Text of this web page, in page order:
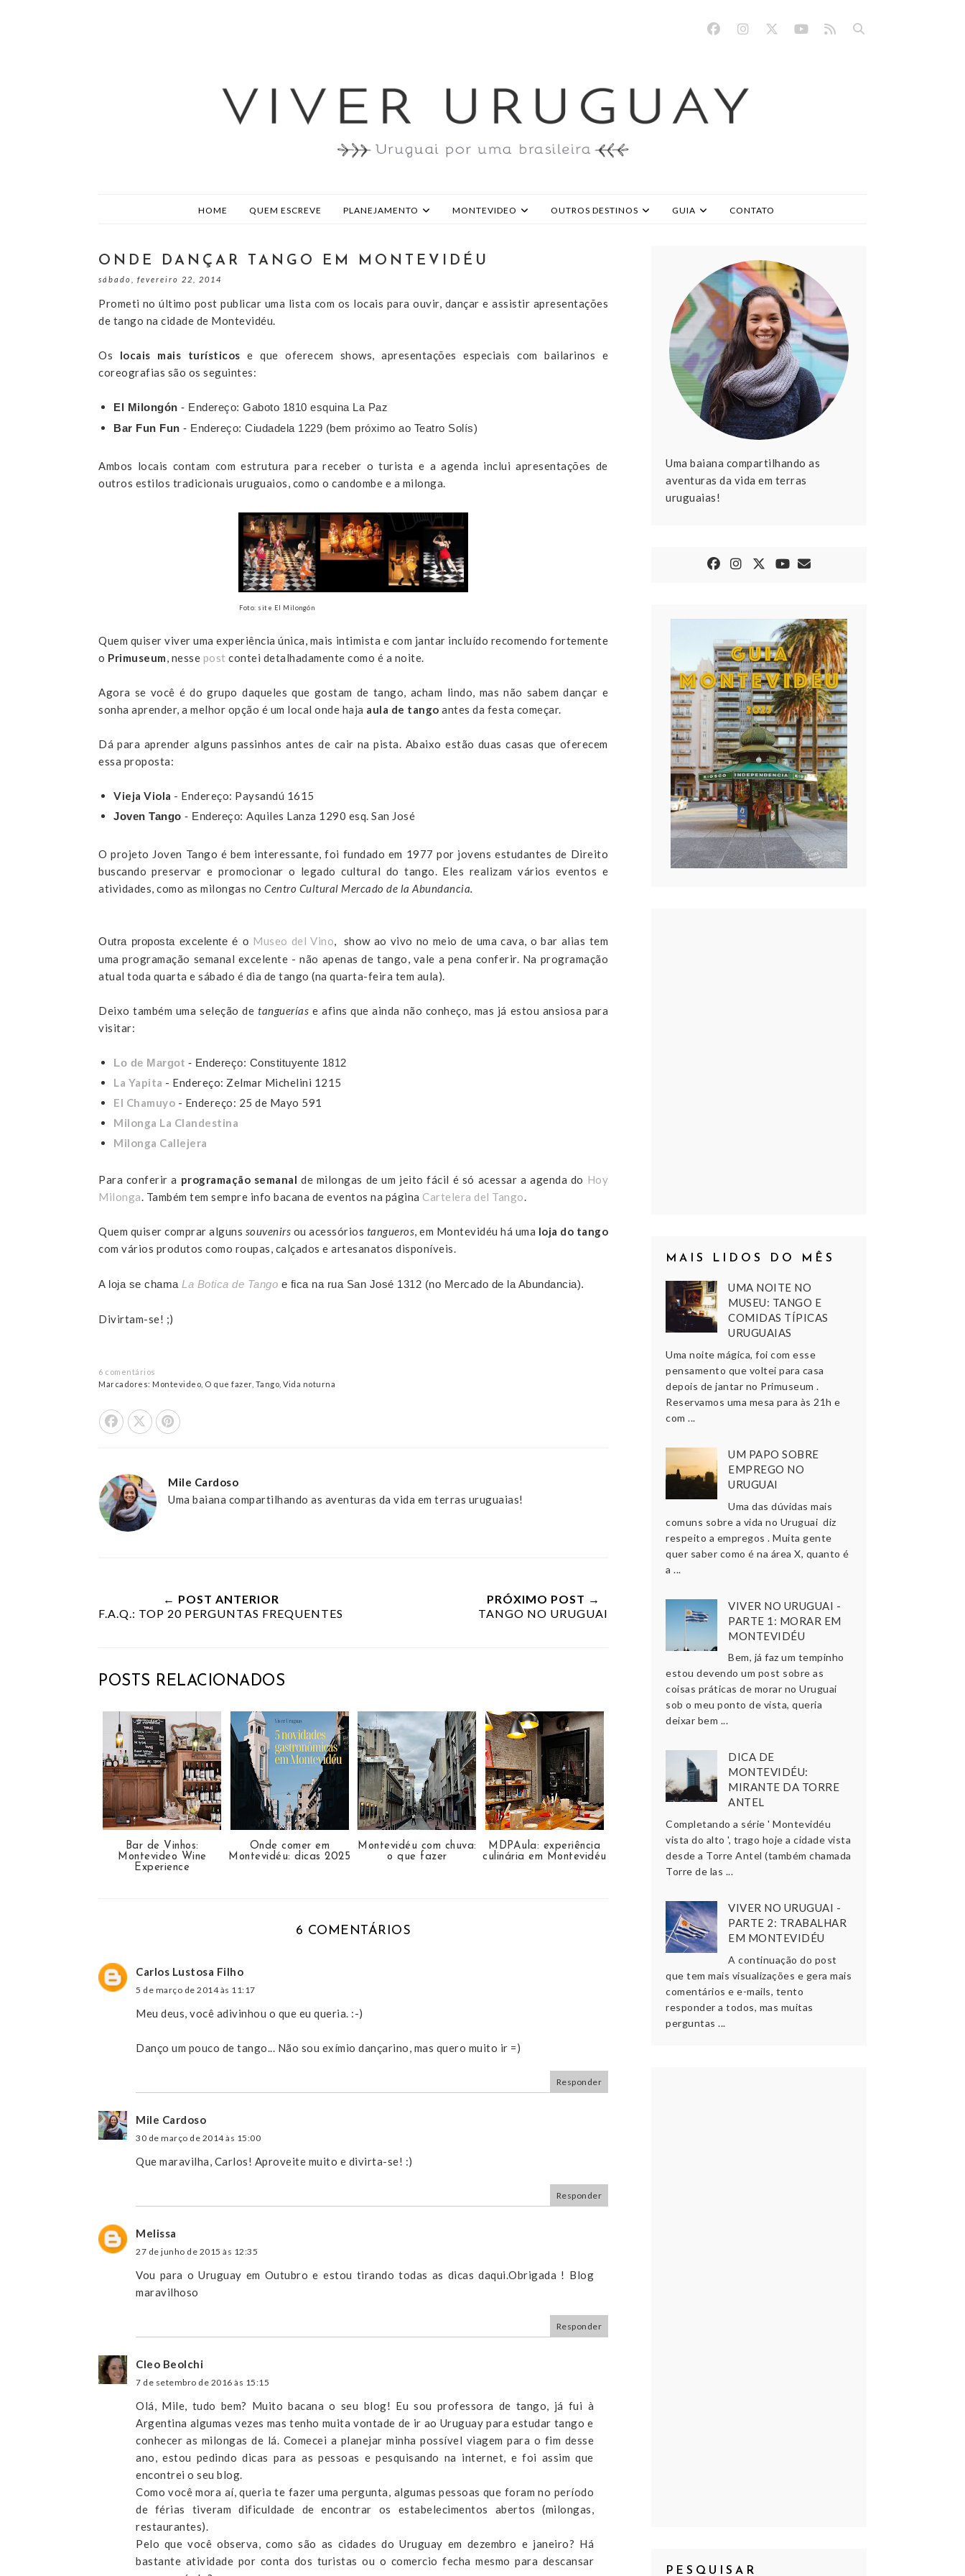
HOME QUEM ESCREVE PLANEJAMENTO MONTEVIDEO OUTROS DESTINOS GUIA CONTATO
ONDE DANÇAR TANGO EM MONTEVIDÉU
sábado, fevereiro 22, 2014
Prometi no último post publicar uma lista com os locais para ouvir, dançar e assistir apresentações
de tango na cidade de Montevidéu.
Os locais mais turísticos e que oferecem shows, apresentações especiais com bailarinos e
coreografias são os seguintes:
El Milongón - Endereço: Gaboto 1810 esquina La Paz
Bar Fun Fun - Endereço: Ciudadela 1229 (bem próximo ao Teatro Solís)
Ambos locais contam com estrutura para receber o turista e a agenda inclui apresentações de
outros estilos tradicionais uruguaios, como o candombe e a milonga.
Foto: site El Milongón
Quem quiser viver uma experiência única, mais intimista e com jantar incluído recomendo fortemente
o Primuseum, nesse post contei detalhadamente como é a noite.
Agora se você é do grupo daqueles que gostam de tango, acham lindo, mas não sabem dançar e
sonha aprender, a melhor opção é um local onde haja aula de tango antes da festa começar.
Dá para aprender alguns passinhos antes de cair na pista. Abaixo estão duas casas que oferecem
essa proposta:
Vieja Viola - Endereço: Paysandú 1615
Joven Tango - Endereço: Aquiles Lanza 1290 esq. San José
O projeto Joven Tango é bem interessante, foi fundado em 1977 por jovens estudantes de Direito
buscando preservar e promocionar o legado cultural do tango. Eles realizam vários eventos e
atividades, como as milongas noCentro Cultural Mercado de la Abundancia.
Outra proposta excelente é o Museo del Vino, show ao vivo no meio de uma cava, o bar alias tem
uma programação semanal excelente - não apenas de tango, vale a pena conferir. Na programação
atual toda quarta e sábado é dia de tango (na quarta-feira tem aula).
Deixo também uma seleção detanguerías e afins que ainda não conheço, mas já estou ansiosa para
visitar:
Lo de Margot - Endereço: Constituyente 1812
La Yapita - Endereço: Zelmar Michelini 1215
El Chamuyo - Endereço: 25 de Mayo 591
Milonga La Clandestina
Milonga Callejera
Para conferir a programação semanal de milongas de um jeito fácil é só acessar a agenda do Hoy
Milonga. Também tem sempre info bacana de eventos na página Cartelera del Tango.
Quem quiser comprar alguns souvenirs ou acessórios tangueros, em Montevidéu há uma loja do tango
com vários produtos como roupas, calçados e artesanatos disponíveis.
A loja se chama La Botica de Tango e fica na rua San José 1312 (no Mercado de la Abundancia).
Divirtam-se! ;)
6 comentários
Marcadores: Montevideo O que fazer, Tango Vida noturna
Share On Facebook
Tweet This
Mile Cardoso
Uma baiana compartilhando as aventuras da vida em terras uruguaias!
← POST ANTERIOR
F.A.Q.: TOP 20 PERGUNTAS FREQUENTES
PRÓXIMO POST →
TANGO NO URUGUAI
POSTS RELACIONADOS
Bar de Vinhos:
Montevideo Wine
Experience
Onde comer em
Montevidéu: dicas 2025
Montevidéu com chuva:
o que fazer
MDPAula: experiência
culinária em Montevidéu
6 COMENTÁRIOS
Carlos Lustosa Filho
5 de março de 2014 às 11:17
Meu deus, você adivinhou o que eu queria. :-)
Danço um pouco de tango... Não sou exímio dançarino, mas quero muito ir =)
Responder
Mile Cardoso
30 de março de 2014 às 15:00
Que maravilha, Carlos! Aproveite muito e divirta-se! :)
Responder
Melissa
27 de junho de 2015 às 12:35
Vou para o Uruguay em Outubro e estou tirando todas as dicas daqui.Obrigada ! Blog
maravilhoso
Responder
Cleo Beolchi
7 de setembro de 2016 às 15:15
Olá, Mile, tudo bem? Muito bacana o seu blog! Eu sou professora de tango, já fui à
Argentina algumas vezes mas tenho muita vontade de ir ao Uruguay para estudar tango e
conhecer as milongas de lá. Comecei a planejar minha possível viagem para o fim desse
ano, estou pedindo dicas para as pessoas e pesquisando na internet, e foi assim que
encontrei o seu blog.
Como você mora aí, queria te fazer uma pergunta, algumas pessoas que foram no período
de férias tiveram dificuldade de encontrar os estabelecimentos abertos (milongas,
restaurantes).
Pelo que você observa, como são as cidades do Uruguay em dezembro e janeiro? Há
bastante atividade por conta dos turistas ou o comercio fecha mesmo para descansar
Uma baiana compartilhando as
aventuras da vida em terras
uruguaias!
MAIS LIDOS DO MÊS
UMA NOITE NO
MUSEU: TANGO E
COMIDAS TÍPICAS
URUGUAIAS
Uma noite mágica, foi com esse
pensamento que voltei para casa
depois de jantar no Primuseum .
Reservamos uma mesa para às 21h e
com ...
UM PAPO SOBRE
EMPREGO NO
URUGUAI
Uma das dúvidas mais
comuns sobre a vida no Uruguai diz
respeito a empregos . Muita gente
quer saber como é na área X, quanto é
a ...
VIVER NO URUGUAI -
PARTE 1: MORAR EM
MONTEVIDÉU
Bem, já faz um tempinho
estou devendo um post sobre as
coisas práticas de morar no Uruguai
sob o meu ponto de vista, queria
deixar bem ...
DICA DE
MONTEVIDÉU:
MIRANTE DA TORRE
ANTEL
Completando a série ' Montevidéu
vista do alto ', trago hoje a cidade vista
desde a Torre Antel (também chamada
Torre de las ...
VIVER NO URUGUAI -
PARTE 2: TRABALHAR
EM MONTEVIDÉU
A continuação do post
que tem mais visualizações e gera mais
comentários e e-mails, tento
responder a todos, mas muitas
perguntas ...
PESQUISAR